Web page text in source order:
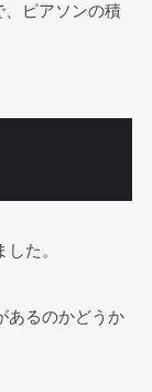
ピアソンの積
た。
るのかどうか